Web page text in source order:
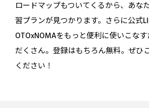
ロードマップもついてくるから、あな
習プランが見つかります。さらに公式
OTOxNOMAをもっと便利に使いこな
だくさん。登録はもちろん無料。ぜひ
ください！